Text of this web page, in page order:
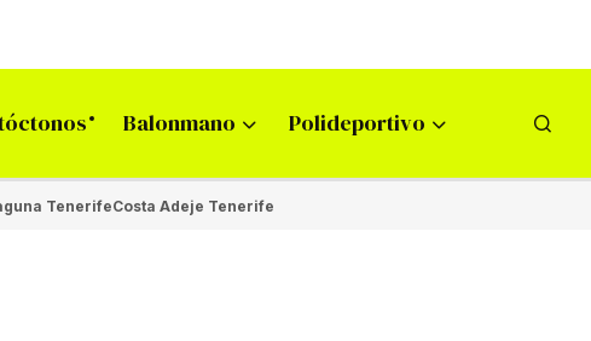
Balonmano Polideportivo
TenerifeCosta Adeje Tenerife